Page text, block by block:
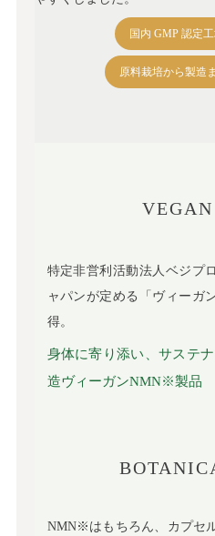
国内 GMP 認定
原料栽培から製造
特定非営利活動法人ベジプ
ャパンが定める「ヴィーガ
得。
身体に寄り添い、サステ
造ヴィーガンNMN※製品
NMN※はもちろん、カプセ